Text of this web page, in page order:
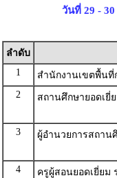
วันที่ 29 -
ลำดับ
1
สำนักงานเขตพื้นที่
2
สถานศึกษายอดเยี่
3 ผู้อำนวยการสถาน
4
ครูผู้สอนยอดเยี่ยม